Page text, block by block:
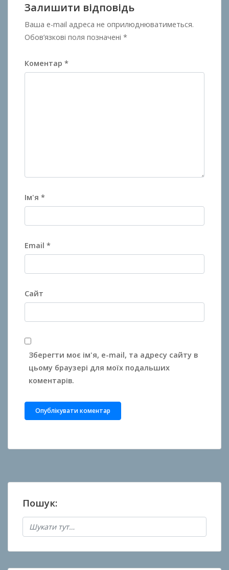
Залишити відповідь
Ваша e-mail адреса не оприлюднюватиметься.
Обов’язкові поля позначені *
Коментар *
Ім'я *
Email *
Сайт
Зберегти моє ім'я, e-mail, та адресу сайту в
цьому браузері для моїх подальших
коментарів.
Пошук: